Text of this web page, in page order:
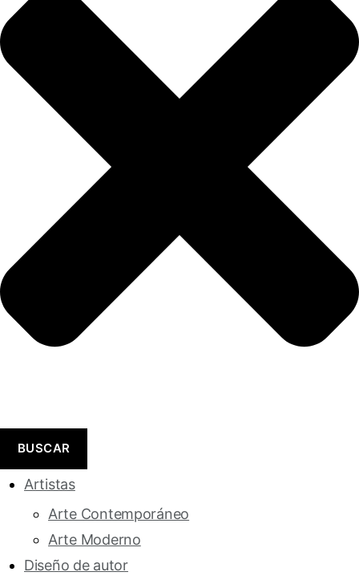
BUSCAR
Artistas
Arte Contemporáneo
Arte Moderno
Diseño de autor